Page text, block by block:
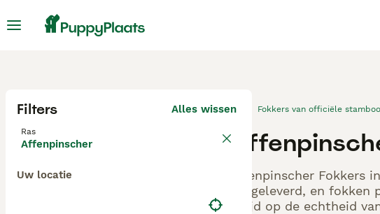
Filters Alles wissen
Ras
Affenpinscher
Uw locatie
Fokkers van officiële
Affenpinscher Fokkers
aangeleverd, en
altijd op de echtheid